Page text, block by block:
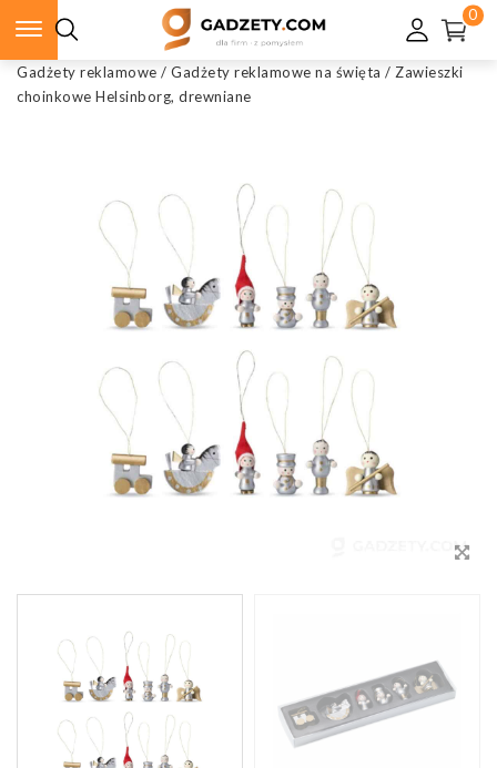
0
Gadżety reklamowe / Gadżety reklamowe na święta / Zawieszki
choinkowe Helsinborg, drewniane